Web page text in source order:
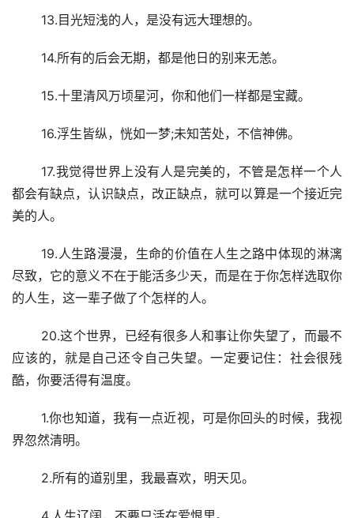
13.目光短浅的人，是没有远大理想的。
14.所有的后会无期，都是他日的别来无恙。
15.十里清风万顷星河，你和他们一样都是宝藏。
16.浮生皆纵，恍如一梦;未知苦处，不信神佛。
都会有缺点，认识缺点，改正缺点，就可以算是一个接近完
美的人。
尽致，它的意义不在于能活多少天，而是在于你怎样选取你
的人生，这一辈子做了个怎样的人。
应该的，就是自己还令自己失望。一定要记住：社会很残
酷，你要活得有温度。
界忽然清明。
2.所有的道别里，我最喜欢，明天见。